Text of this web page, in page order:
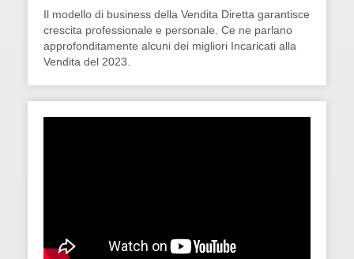
Il modello di business della Vendita Diretta garantisce
crescita professionale e personale. Ce ne parlano
approfonditamente alcuni dei migliori Incaricati alla
Vendita del 2023.